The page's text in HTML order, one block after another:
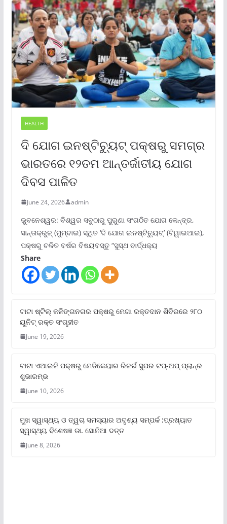
HEALTH
ଦି ଯୋଗ ଇନଷ୍ଟିଚ୍ୟୁଟ୍ ପକ୍ଷରୁ ସମଗ୍ର
ଭାରତରେ ୧୨ତମ ଆନ୍ତର୍ଜାତୀୟ ଯୋଗ
ଦିବସ ପାଳିତ
June 24, 2026 admin
ଭୁବନେଶ୍ୱର: ବିଶ୍ୱର ସବୁଠାରୁ ପୁରୁଣା ସଂଗଠିତ ଯୋଗ କେନ୍ଦ୍ର,
ସାନ୍ତାକ୍ରୁଜ୍ (ମୁମ୍ବାଇ) ସ୍ଥିତ ‘ଦି ଯୋଗ ଇନଷ୍ଟିଚ୍ୟୁଟ୍‌’ (ଟିୱାଇଆଇ),
ପକ୍ଷରୁ ଚଳିତ ବର୍ଷର ବିଷୟବସ୍ତୁ “ସୁସ୍ଥ ବାର୍ଦ୍ଧକ୍ୟ
Share
ଟାଟା ଷ୍ଟିଲ୍‌ କଳିଙ୍ଗନଗର ପକ୍ଷରୁ ମେଗା ରକ୍ତଦାନ ଶିବିରରେ ୨୮୦
ୟୁନିଟ୍‌ ରକ୍ତ ସଂଗୃହୀତ
June 19, 2026
ଟାଟା ଏଆଇଜି ପକ୍ଷରୁ ମେଡିକେୟାର ରିଜର୍ଭ ସୁପର ଟପ୍‌-ଅପ୍ ପ୍ଲାନ୍‌ର
ଶୁଭାରମ୍ଭ
June 10, 2026
ମୁଖ ସ୍ୱାସ୍ଥ୍ୟ ଓ ତ୍ୱଚା ସମସ୍ୟାର ଅଦୃଶ୍ୟ ସମ୍ପର୍କ :ପ୍ରଖ୍ୟାତ
ସ୍ୱାସ୍ଥ୍ୟ ବିଶେଷଜ୍ଞ ଡା. ସୋନିଆ ଦତ୍ତ
June 8, 2026